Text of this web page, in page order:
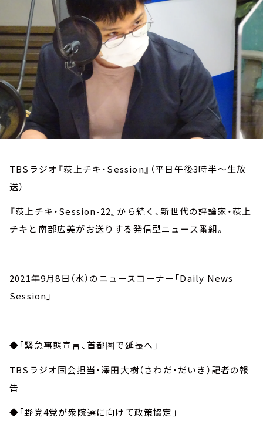
TBSラジオ『荻上チキ・Session』（平日午後3時半～生放
送）
『荻上チキ・Session-22』から続く、新世代の評論家・荻上
チキと南部広美がお送りする発信型ニュース番組。
2021年9月8日（水）のニュースコーナー「Daily News
Session」
◆「緊急事態宣言、首都圏で延長へ」
TBSラジオ国会担当・澤田大樹（さわだ・だいき）記者の報
告
◆「野党4党が衆院選に向けて政策協定」